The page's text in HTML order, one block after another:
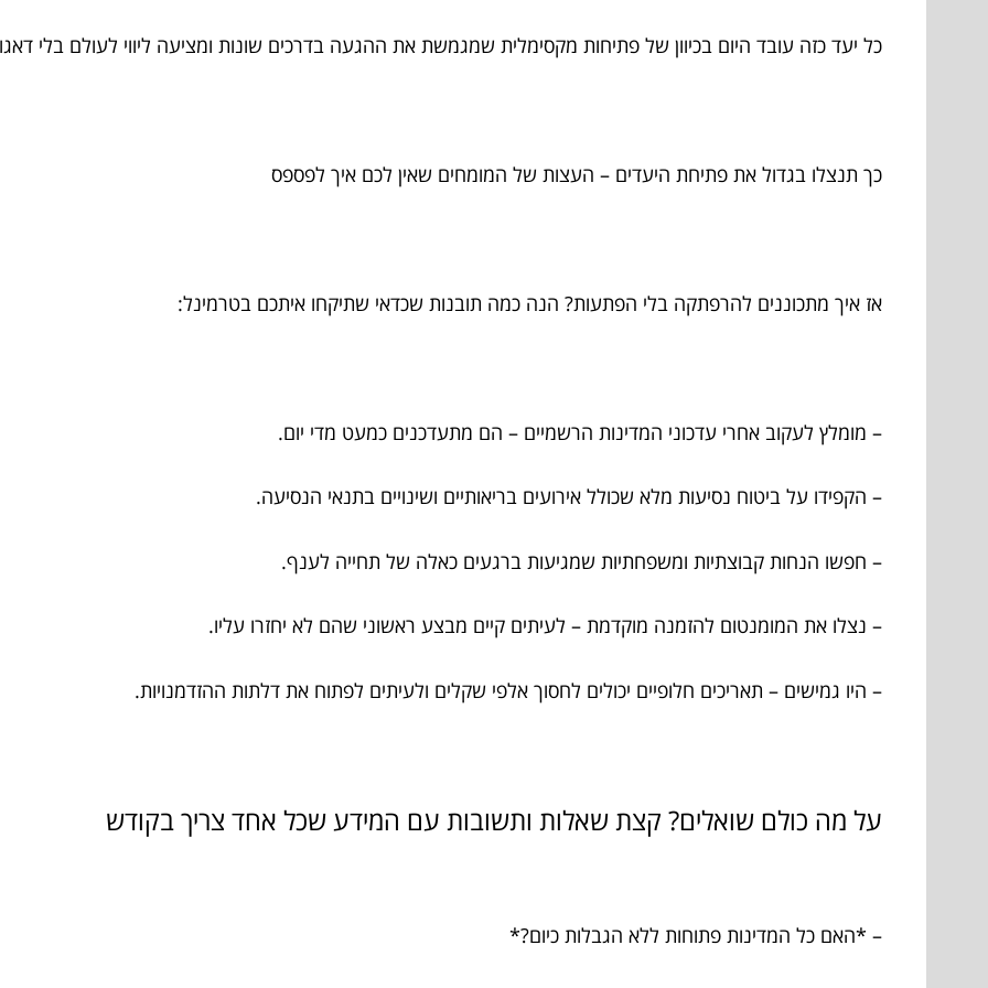
כל יעד כזה עובד היום בכיוון של פתיחות מקסימלית שמגמשת את ההגעה בדרכים שונות ומציעה ליווי לעולם בלי
כך תנצלו בגדול את פתיחת היעדים – העצות של המומחים שאין לכם איך לפספס
אז איך מתכוננים להרפתקה בלי הפתעות? הנה כמה תובנות שכדאי שתיקחו איתכם בטרמינל:
– מומלץ לעקוב אחרי עדכוני המדינות הרשמיים – הם מתעדכנים כמעט מדי יום.
– הקפידו על ביטוח נסיעות מלא שכולל אירועים בריאותיים ושינויים בתנאי הנסיעה.
– חפשו הנחות קבוצתיות ומשפחתיות שמגיעות ברגעים כאלה של תחייה לענף.
– נצלו את המומנטום להזמנה מוקדמת – לעיתים קיים מבצע ראשוני שהם לא יחזרו עליו.
– היו גמישים – תאריכים חלופיים יכולים לחסוך אלפי שקלים ולעיתים לפתוח את דלתות ההזדמנויות.
על מה כולם שואלים? קצת שאלות ותשובות עם המידע שכל אחד צריך בקודש
– *האם כל המדינות פתוחות ללא הגבלות כיום?*